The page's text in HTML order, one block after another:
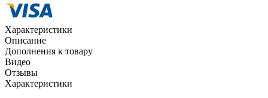
Характеристики
Описание
Дополнения к товару
Видео
Отзывы
Характеристики